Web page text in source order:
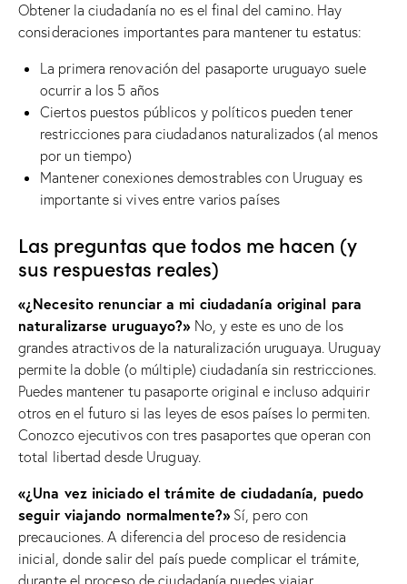
Obtener la ciudadanía no es el final del camino. Hay
consideraciones importantes para mantener tu estatus:
La primera renovación del pasaporte uruguayo suele
ocurrir a los 5 años
Ciertos puestos públicos y políticos pueden tener
restricciones para ciudadanos naturalizados (al menos
por un tiempo)
Mantener conexiones demostrables con Uruguay es
importante si vives entre varios países
Las preguntas que todos me hacen (y
sus respuestas reales)
«¿Necesito renunciar a mi ciudadanía original para
naturalizarse uruguayo?» No, y este es uno de los
grandes atractivos de la naturalización uruguaya. Uruguay
permite la doble (o múltiple) ciudadanía sin restricciones.
Puedes mantener tu pasaporte original e incluso adquirir
otros en el futuro si las leyes de esos países lo permiten.
Conozco ejecutivos con tres pasaportes que operan con
total libertad desde Uruguay.
«¿Una vez iniciado el trámite de ciudadanía, puedo
seguir viajando normalmente?»Sí, pero con
precauciones. A diferencia del proceso de residencia
inicial, donde salir del país puede complicar el trámite,
durante el proceso de ciudadanía puedes viajar